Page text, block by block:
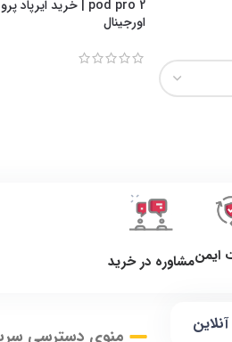
اورجینال
ایمنمشاوره در خرید
منوی دسترسی